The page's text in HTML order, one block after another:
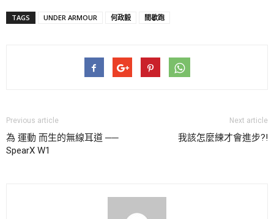
TAGS UNDER ARMOUR 何政毅 間歇跑
Previous article
為 運動 而生的無線耳道 ──
SpearX W1
Next article
我該怎麼練才會進步?!